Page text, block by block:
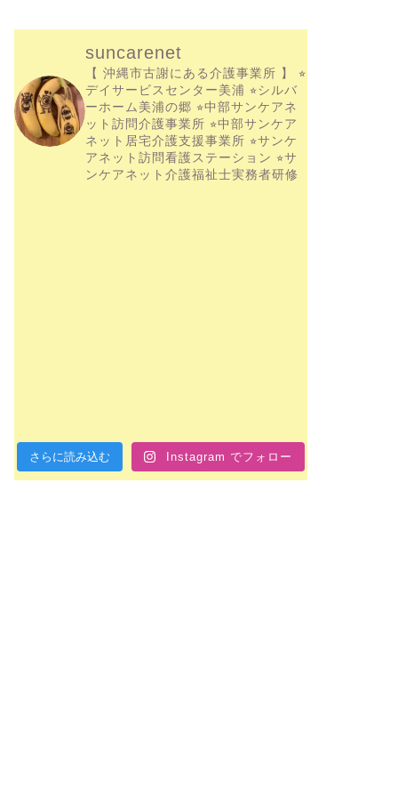
suncarenet
【 沖縄市古謝にある介護事業所 】
⭐︎
デイサービスセンター美浦 ⭐︎シルバ
ーホーム美浦の郷 ⭐︎中部サンケアネ
ット訪問介護事業所 ⭐︎中部サンケア
ネット居宅介護支援事業所 ⭐︎サンケ
アネット訪問看護ステーション ⭐︎サ
ンケアネット介護福祉士実務者研修
さらに読み込む Instagram でフォロー